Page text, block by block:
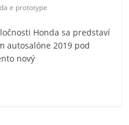
e prototype
Honda sa predstaví
autosalóne 2019 pod
nový